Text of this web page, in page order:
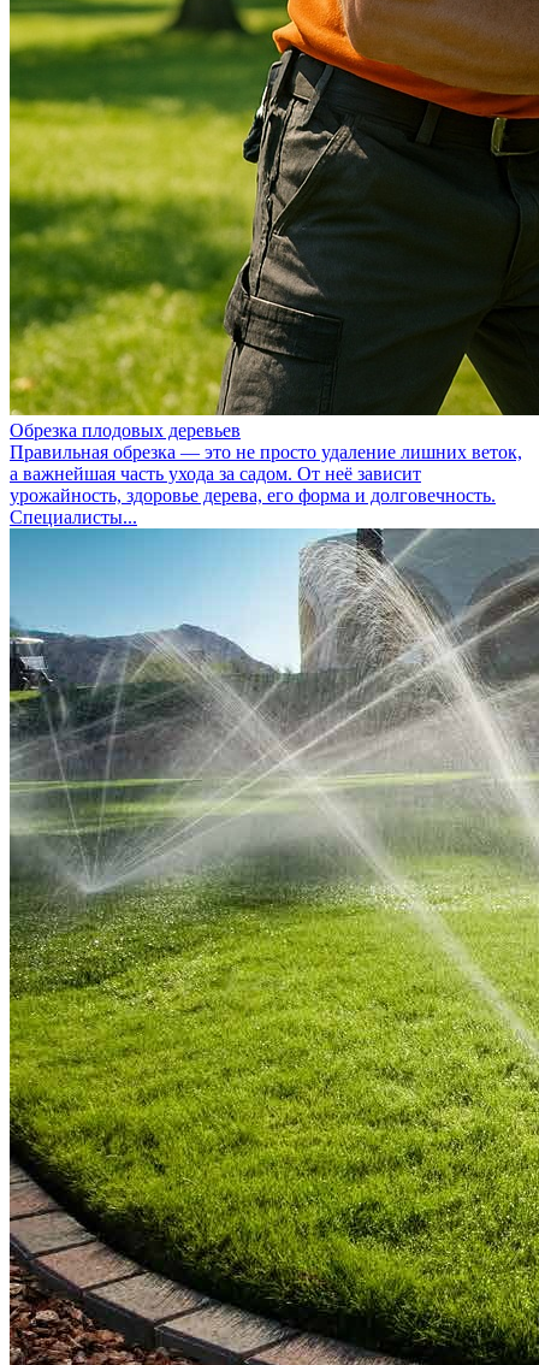
Обрезка плодовых деревьев
Правильная обрезка — это не просто удаление лишних веток,
а важнейшая часть ухода за садом. От неё зависит
урожайность, здоровье дерева, его форма и долговечность.
Специалисты...